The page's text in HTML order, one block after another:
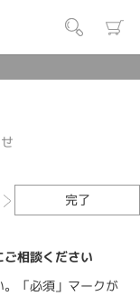
完了
相談ください
「必須」マークが